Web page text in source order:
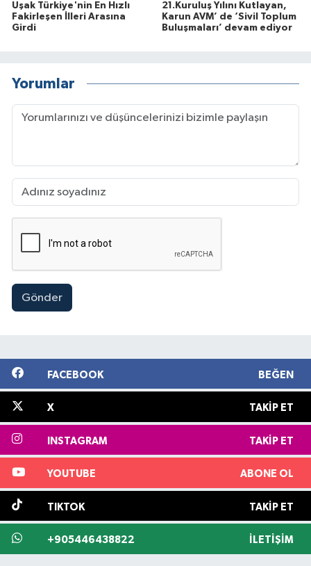
Uşak Türkiye'nin En Hızlı
Fakirleşen İlleri Arasına
Girdi
21.Kuruluş Yılını Kutlayan,
Karun AVM’ de ‘Sivil Toplum
Buluşmaları’ devam ediyor
Yorumlar
Gönder
FACEBOOK BEĞEN
X TAKIP ET
INSTAGRAM TAKIP ET
YOUTUBE ABONE OL
TIKTOK TAKIP ET
+905446438822 İLETIŞIM